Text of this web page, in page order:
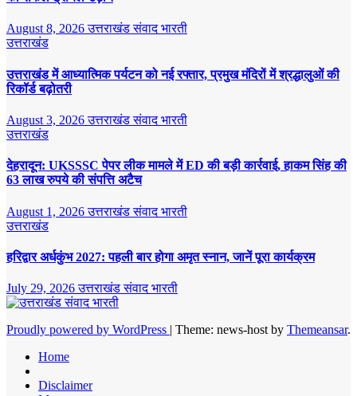
August 8, 2026उत्तराखंड संवाद भारती
उत्तराखंड
उत्तराखंड में आध्यात्मिक पर्यटन को नई रफ्तार, प्रमुख मंदिरों में श्रद्धालुओं की
रिकॉर्ड बढ़ोतरी
August 3, 2026उत्तराखंड संवाद भारती
उत्तराखंड
देहरादून: UKSSSC पेपर लीक मामले में ED की बड़ी कार्रवाई, हाकम सिंह की
63 लाख रुपये की संपत्ति अटैच
August 1, 2026उत्तराखंड संवाद भारती
उत्तराखंड
हरिद्वार अर्धकुंभ 2027: पहली बार होगा अमृत स्नान, जानें पूरा कार्यक्रम
July 29, 2026उत्तराखंड संवाद भारती
Proudly powered by WordPress | Theme: news-host by Themeansar.
Home
Disclaimer